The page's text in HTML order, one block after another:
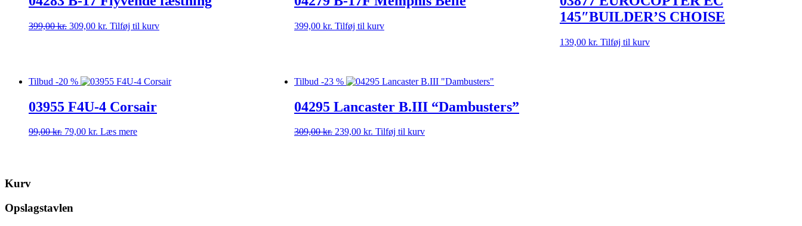
399,00kr. Den
309,00 kr. Den
Tilføj til kurv 399,00 kr. Tilføj til kurv
145″BUILDER’S CHOISE
139,00 kr. Tilføj til kurv
Tilbud -20 %
03955 F4U-4 Corsair
99,00kr. Den
79,00 kr. Den
Læs mere
Tilbud -23 %
04295 Lancaster B.III “Dambusters”
309,00kr. Den
239,00 kr.Den
Tilføj til kurv
Kurv
Opslagstavlen